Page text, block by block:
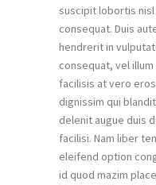
suscipit lobortis
consequat. Duis
hendrerit in
consequat, vel
facilisis at vero
dignissim qui
delenit augue duis
facilisi. Nam liber
eleifend option
id quod mazim